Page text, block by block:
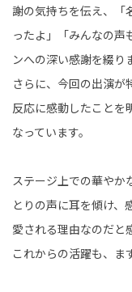
謝の気持ちを伝え、「
ったよ」「みんなの声
ンへの深い感謝を綴り
さらに、今回の出演が
反応に感動したことを
なっています。
ステージ上での華やか
とりの声に耳を傾け、
愛される理由なのだと
これからの活躍も、ま